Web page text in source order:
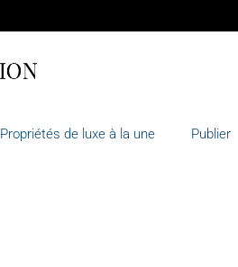
Propriétés de luxe à la une Publier